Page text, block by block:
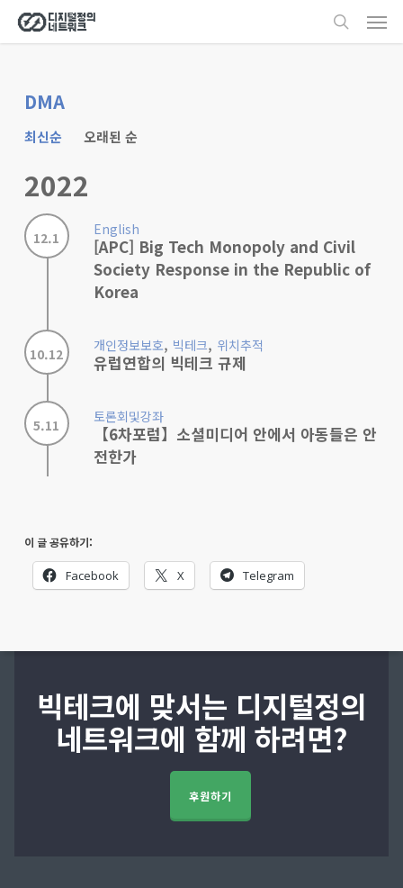
Skip
to
content
search
DMA
최신순 오래된 순
2022
12.1 English
[APC] Big Tech Monopoly and Civil
Society Response in the Republic of
Korea
10.12 개인정보보호, 빅테크, 위치추적
유럽연합의 빅테크 규제
5.11 토론회및강좌
【6차포럼】소셜미디어 안에서 아동들은 안
전한가
이 글 공유하기:
Facebook X Telegram
빅테크에 맞서는 디지털정의
네트워크에 함께 하려면?
후원하기